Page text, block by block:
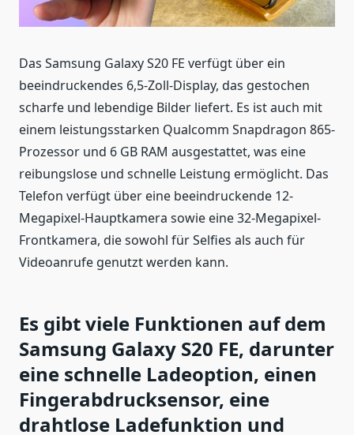
Das Samsung Galaxy S20 FE verfügt über ein
beeindruckendes 6,5-Zoll-Display, das gestochen
scharfe und lebendige Bilder liefert. Es ist auch mit
einem leistungsstarken Qualcomm Snapdragon 865-
Prozessor und 6 GB RAM ausgestattet, was eine
reibungslose und schnelle Leistung ermöglicht. Das
Telefon verfügt über eine beeindruckende 12-
Megapixel-Hauptkamera sowie eine 32-Megapixel-
Frontkamera, die sowohl für Selfies als auch für
Videoanrufe genutzt werden kann.
Es gibt viele Funktionen auf dem
Samsung Galaxy S20 FE, darunter
eine schnelle Ladeoption, einen
Fingerabdrucksensor, eine
drahtlose Ladefunktion und